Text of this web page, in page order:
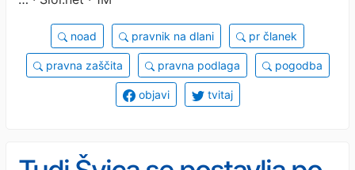
noad pravnik na dlani pr članek
pravna zaščita pravna podlaga pogodba
objavi tvitaj